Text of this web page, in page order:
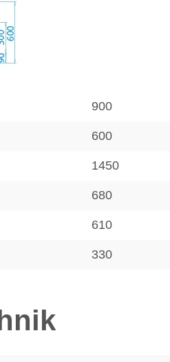
900
600
1450
680
610
330